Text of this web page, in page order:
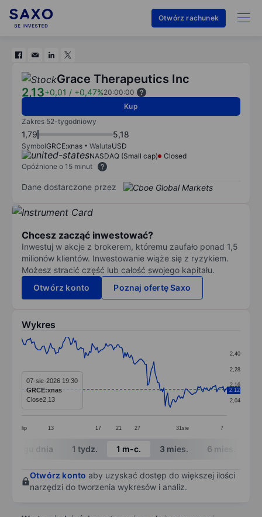
Otwórz rachunek
Grace Therapeutics Inc
2,13+0,01 / +0,47%20:00:00
Kup
Zakres 52-tygodniowy
1,79 5,18
SymbolGRCE:xnas WalutaUSD
NASDAQ (Small cap)
Closed
Opóźnione o 15 minut
Dane dostarczone przez
Chcesz zacząć inwestować?
Inwestuj w akcje z brokerem, któremu zaufało ponad 1,5
milionów klientów. Inwestowanie wiąże się z ryzykiem.
Możesz stracić część lub całość swojego kapitału.
Otwórz konto
Poznaj ofertę Saxo
Wykres
Line chart with 164 data points.
The chart has 1 X axis displaying categories.
The chart has 1 Y axis displaying values. Data
lip 13 17 21 27 31sie 7
2,04
2,16
2,28
2,40
2,12
07-sie-2026 19:30
GRCE:xnas
Close2,13
End of interactive chart.
W ciągu dnia 1 tydz. 1 m-c. 3 mies. 6 mies.
Otwórz konto aby uzyskać dostęp do większej ilości
narzędzi do tworzenia wykresów i analiz.